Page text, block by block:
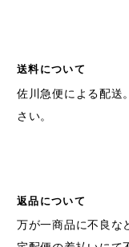
送料について
佐川急便による配送
さい。
返品について
万が一商品に不良な